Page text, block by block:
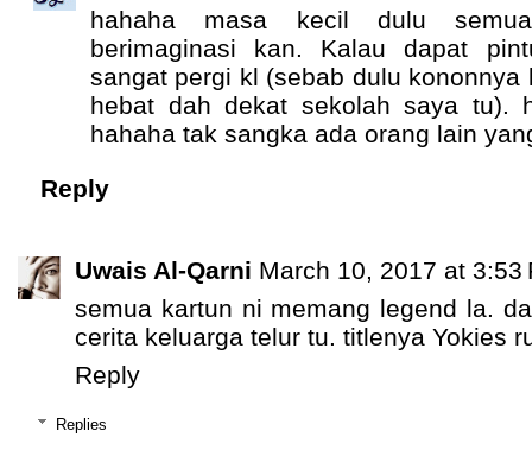
hahaha masa kecil dulu
berimaginasi kan. Kalau dapat
sangat pergi kl (sebab dulu kononnya
hebat dah dekat sekolah saya tu).
hahaha tak sangka ada orang lain
Reply
Uwais Al-Qarni March 10, 2017 at 3:53
semua kartun ni memang legend la.
cerita keluarga telur tu. titlenya Yokies
Reply
Replies